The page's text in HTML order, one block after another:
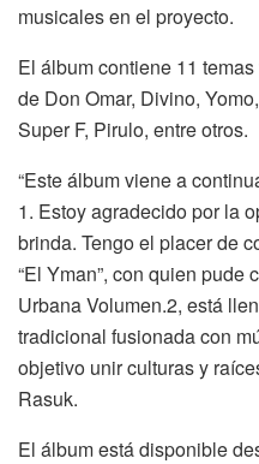
musicales en el proyecto.
El álbum contiene 11
de Don Omar, Divino,
Super F, Pirulo, entre otros.
“Este álbum viene a
1. Estoy agradecido por la
brinda. Tengo el placer de
“El Yman”, con quien pude
Urbana Volumen.2, está
tradicional fusionada con
objetivo unir culturas y
Rasuk.
El álbum está disponible